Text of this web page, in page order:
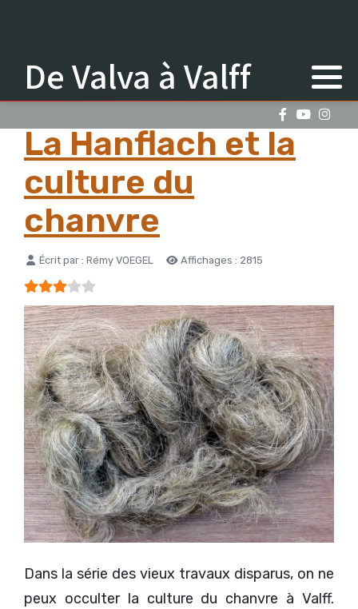
De Valva à Valff
La Hanflach et la
culture du
chanvre
Détails
Écrit par : Rémy VOEGEL Affichages : 2815
Vote utilisateur:
Dans la série des vieux travaux disparus, on ne
peux occulter la culture du chanvre à Valff.